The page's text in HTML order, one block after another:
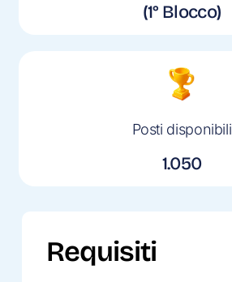
(1° Blocco)
Posti disponibili
1.050
Requisiti